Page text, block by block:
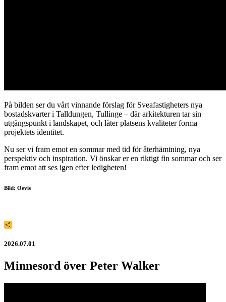
På bilden ser du vårt vinnande förslag för Sveafastigheters nya
bostadskvarter i Talldungen, Tullinge – där arkitekturen tar sin
utgångspunkt i landskapet, och låter platsens kvaliteter forma
projektets identitet.
Nu ser vi fram emot en sommar med tid för återhämtning, nya
perspektiv och inspiration. Vi önskar er en riktigt fin sommar och ser
fram emot att ses igen efter ledigheten!
Bild: Oevis
2026.07.01
Minnesord över Peter Walker